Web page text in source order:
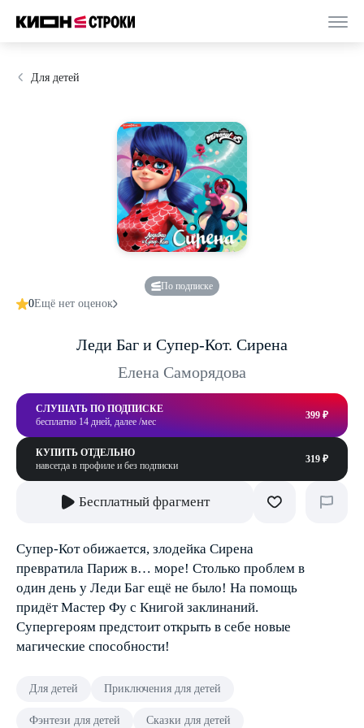
Для детей
По подписке
0Ещё нет оценок
Леди Баг и Супер-Кот. Сирена
Елена Саморядова
СЛУШАТЬ ПО ПОДПИСКЕ
бесплатно 14 дней, далее /мес
399 ₽
КУПИТЬ ОТДЕЛЬНО
навсегда в профиле и без подписки
319 ₽
Бесплатный фрагмент
Супер-Кот обижается, злодейка Сирена
превратила Париж в… море! Столько проблем в
один день у Леди Баг ещё не было! На помощь
придёт Мастер Фу с Книгой заклинаний.
Супергероям предстоит открыть в себе новые
магические способности!
Для детей Приключения для детей
Фэнтези для детей Сказки для детей